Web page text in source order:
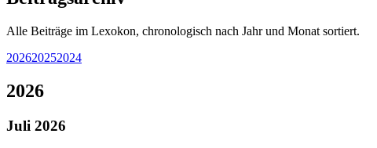
Alle Beiträge im Lexokon, chronologisch nach Jahr und Monat sortiert.
202620252024
2026
Juli 2026